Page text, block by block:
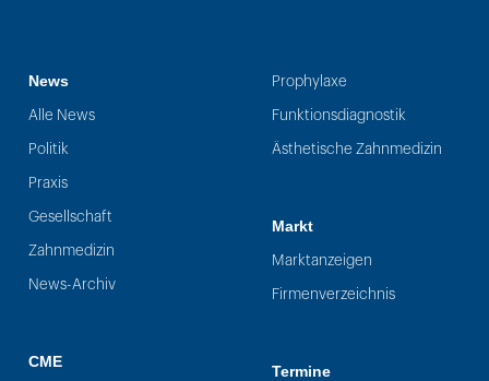
News
Alle News
Politik
Praxis
Gesellschaft
Zahnmedizin
News-Archiv
CME
Prophylaxe
Funktionsdiagnostik
Ästhetische Zahnmedizin
Markt
Marktanzeigen
Firmenverzeichnis
Termine